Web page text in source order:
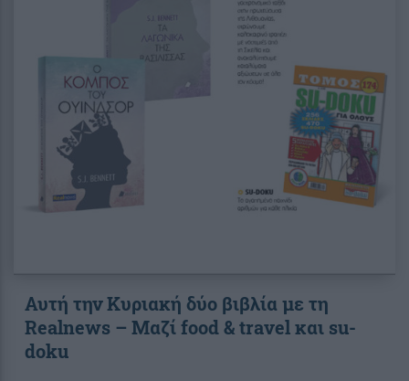
Αυτή την Κυριακή δύο βιβλία με τη
Realnews – Μαζί food & travel και su-
doku